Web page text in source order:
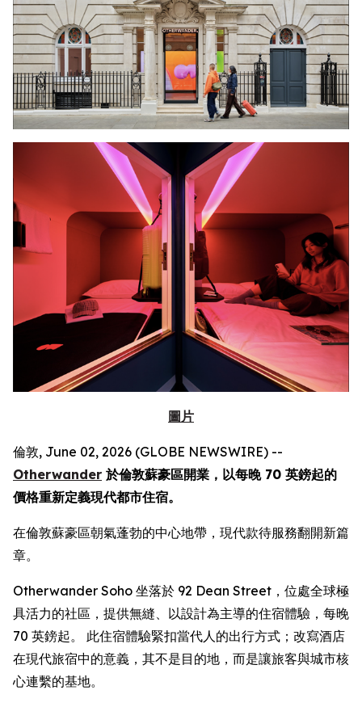
圖片
倫敦, June 02, 2026 (GLOBE NEWSWIRE) --
Otherwander 於倫敦蘇豪區開業，以每晚 70 英鎊起的
價格重新定義現代都市住宿。
在倫敦蘇豪區朝氣蓬勃的中心地帶，現代款待服務翻開新篇
章。
Otherwander Soho 坐落於 92 Dean Street，位處全球極
具活力的社區，提供無縫、以設計為主導的住宿體驗，每晚
70 英鎊起。 此住宿體驗緊扣當代人的出行方式；改寫酒店
在現代旅宿中的意義，其不是目的地，而是讓旅客與城市核
心連繫的基地。